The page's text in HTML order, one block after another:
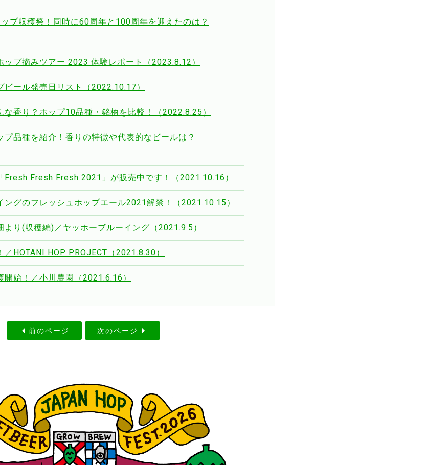
プ収穫祭！同時に60周年と100周年を迎えたのは？
ップ摘みツアー 2023 体験レポート（2023.8.12）
ビール発売日リスト（2022.10.17）
な香り？ホップ10品種・銘柄を比較！（2022.8.25）
プ品種を紹介！香りの特徴や代表的なビールは？
Fresh Fresh Fresh 2021」が販売中です！（2021.10.16）
ングのフレッシュホップエール2021解禁！（2021.10.15）
より(収穫編)／ヤッホーブルーイング（2021.9.5）
HOTANI HOP PROJECT（2021.8.30）
開始！／小川農園（2021.6.16）
前のページ 次のページ